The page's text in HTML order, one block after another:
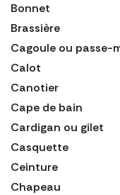
Bonnet
Brassière
Cagoule ou passe-
Calot
Canotier
Cape de bain
Cardigan ou gilet
Casquette
Ceinture
Chapeau